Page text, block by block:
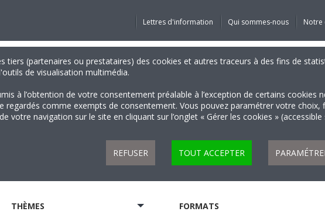
Lettres d'information Qui sommes-nous Notre
tiers (partenaires ou prestataires) des cookies et autres traceurs à des fins de
de visualisation multimédia.
à l’obtention de votre consentement préalable à l’exception de certains
regardés comme exempts de consentement. Vous pouvez paramétrer votre
votre navigation sur le site en cliquant sur l’onglet « Gérer les cookies »
REFUSER TOUT ACCEPTER
THÈMES FORMATS